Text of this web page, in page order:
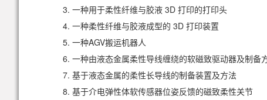
3. 一种用于柔性纤维与胶液 3D 打印的打印头
4. 一种柔性纤维与胶液成型的 3D 打印装置
5. 一种AGV搬运机器人
6. 一种由液态金属柔性导线缠绕的软磁致驱动器及制备
7. 基于液态金属的柔性长导线的制备装置及方法
8. 基于介电弹性体软传感器位姿反馈的磁致柔性关节